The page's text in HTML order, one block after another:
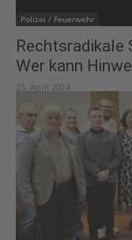
Polizei / Feuerwehr
Rechtsradikale
Wer kann
25. April 2024